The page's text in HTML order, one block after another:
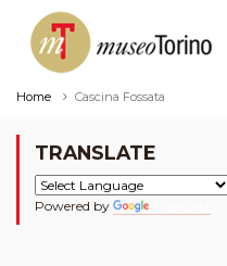
Home Cascina Fossata
TRANSLATE
Powered by